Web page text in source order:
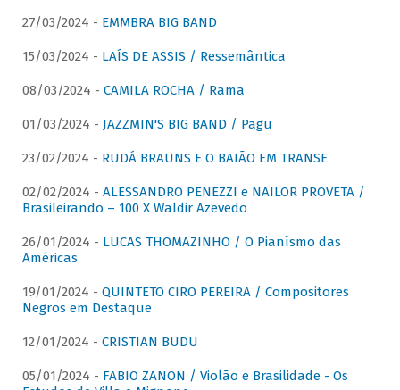
27/03/2024 - EMMBRA BIG BAND
15/03/2024 - LAÍS DE ASSIS / Ressemântica
08/03/2024 - CAMILA ROCHA / Rama
01/03/2024 - JAZZMIN'S BIG BAND / Pagu
23/02/2024 - RUDÁ BRAUNS E O BAIÃO EM TRANSE
02/02/2024 - ALESSANDRO PENEZZI e NAILOR PROVETA /
Brasileirando – 100 X Waldir Azevedo
26/01/2024 - LUCAS THOMAZINHO / O Pianísmo das
Américas
19/01/2024 - QUINTETO CIRO PEREIRA / Compositores
Negros em Destaque
12/01/2024 - CRISTIAN BUDU
05/01/2024 - FABIO ZANON / Violão e Brasilidade - Os